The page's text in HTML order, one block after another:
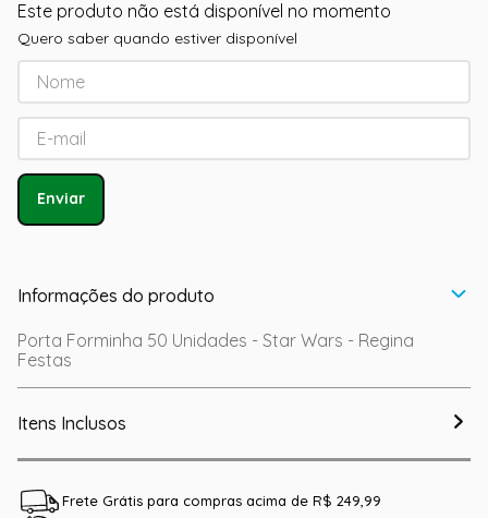
Este produto não está disponível no momento
Quero saber quando estiver disponível
Enviar
Informações do produto
Porta Forminha 50 Unidades - Star Wars - Regina
Festas
Itens Inclusos
Frete Grátis para compras acima de R$ 249,99